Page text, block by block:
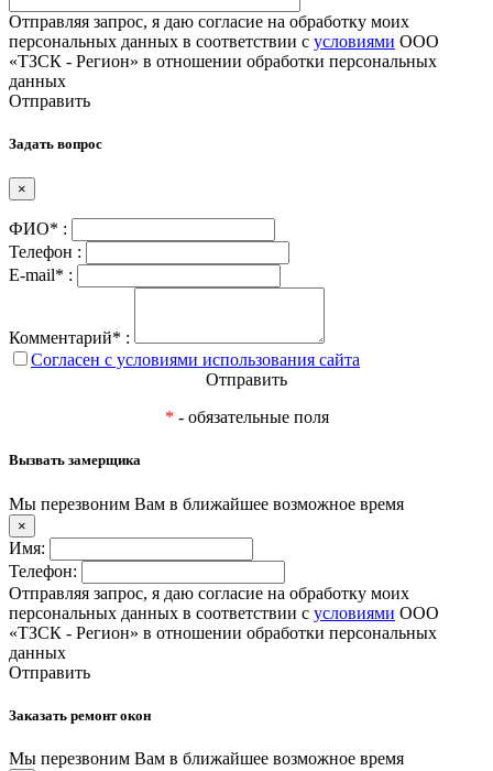
Отправляя запрос, я даю согласие на обработку моих
персональных данных в соответствии с условиями ООО
«ТЗСК - Регион» в отношении обработки персональных
данных
Отправить
Задать вопрос
×
ФИО* :
Телефон :
E-mail* :
Комментарий* :
Согласен с условиями использования сайта
Отправить
* - обязательные поля
Вызвать замерщика
Мы перезвоним Вам в ближайшее возможное время
×
Имя:
Телефон:
Отправляя запрос, я даю согласие на обработку моих
персональных данных в соответствии с условиями ООО
«ТЗСК - Регион» в отношении обработки персональных
данных
Отправить
Заказать ремонт окон
Мы перезвоним Вам в ближайшее возможное время